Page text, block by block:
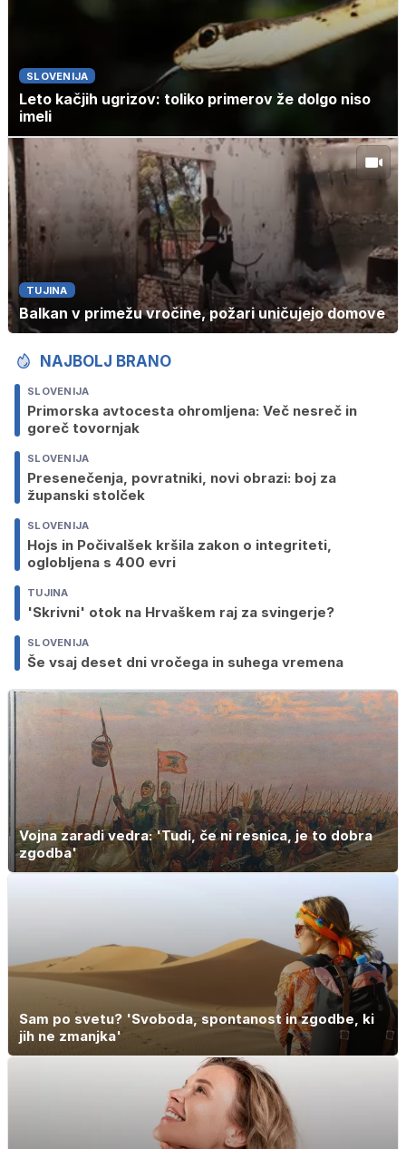
SLOVENIJA
Leto kačjih ugrizov: toliko primerov že dolgo niso
imeli
TUJINA
Balkan v primežu vročine, požari uničujejo domove
NAJBOLJ BRANO
SLOVENIJA
Primorska avtocesta ohromljena: Več nesreč in
goreč tovornjak
SLOVENIJA
Presenečenja, povratniki, novi obrazi: boj za
županski stolček
SLOVENIJA
Hojs in Počivalšek kršila zakon o integriteti,
oglobljena s 400 evri
TUJINA
'Skrivni' otok na Hrvaškem raj za svingerje?
SLOVENIJA
Še vsaj deset dni vročega in suhega vremena
Vojna zaradi vedra: 'Tudi, če ni resnica, je to dobra
zgodba'
Sam po svetu? 'Svoboda, spontanost in zgodbe, ki
jih ne zmanjka'